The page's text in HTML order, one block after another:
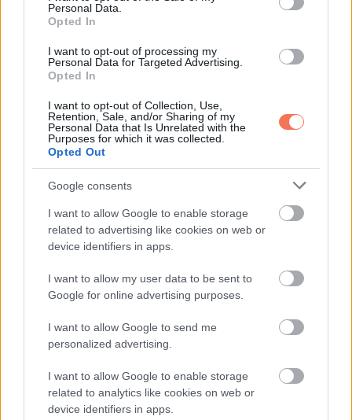
Personal Data.
Opted In
I want to opt-out of processing my
Personal Data for Targeted Advertising.
Opted In
I want to opt-out of Collection, Use,
Retention, Sale, and/or Sharing of my
Personal Data that Is Unrelated with the
Purposes for which it was collected.
Opted Out
Google consents
I want to allow Google to enable storage
related to advertising like cookies on web or
device identifiers in apps.
I want to allow my user data to be sent to
Google for online advertising purposes.
I want to allow Google to send me
personalized advertising.
I want to allow Google to enable storage
related to analytics like cookies on web or
device identifiers in apps.
ELŐZŐ POSZT
Hány delfint találsz a képen?
KÖVETKEZŐ POSZT
Megérkezett a nagy Karácsonyi horoszkóp!
:Kos – Bika – Ikrek-Rák-Oroszlán-Szűz-
Mérleg-Skorpió-Nyilas-Bak – Vízöntő –
További bejegyzések